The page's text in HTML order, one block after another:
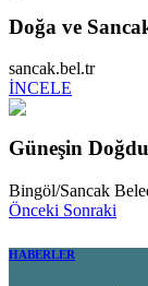
Doğa ve
sancak.bel.tr
İNCELE
Güneşin
Bingöl/Sancak
Önceki Sonraki
HABERLER